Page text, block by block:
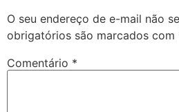
O seu endereço de e-mail não
obrigatórios são marcados com
Comentário *